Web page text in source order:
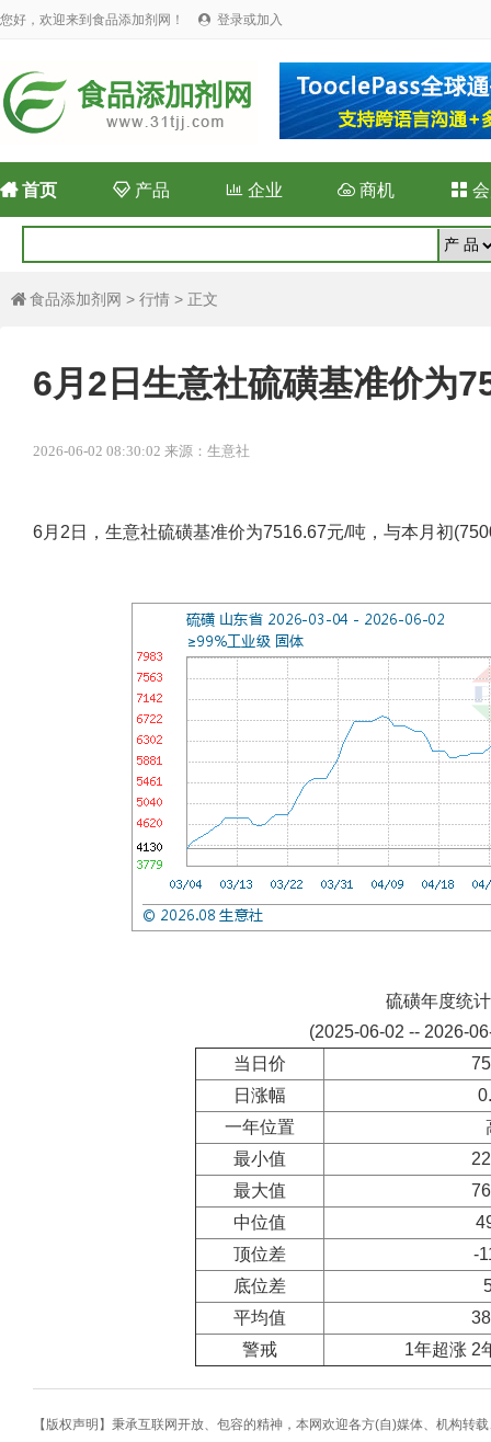
您好，欢迎来到食品添加剂网！  登录或加入
首页 产品 企业  商机 
 食品添加剂网 > 行情 > 正文
6月2日生意社硫磺基准价为
2026-06-02 08:30:02 来源：生意社
6月2日，生意社硫磺基准价为7516.67元/吨，与本月初
硫磺年度统计
(2025-06-02 -- 2026-
当日价
日涨幅
一年位置
最小值
最大值
中位值
顶位差
-
底位差
平均值
警戒
1年超涨 2
【版权声明】秉承互联网开放、包容的精神，本网欢迎各方(自)媒体、机构转